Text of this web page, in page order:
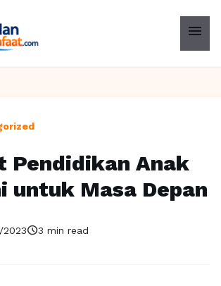
menu
Pendidikan Anak
untuk Masa Depan
2023schedule3 min read